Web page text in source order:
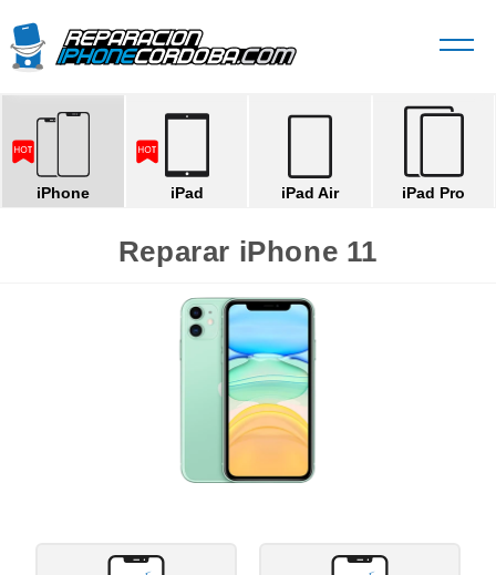
iPhone iPad iPad Air iPad Pro
Reparar iPhone 11